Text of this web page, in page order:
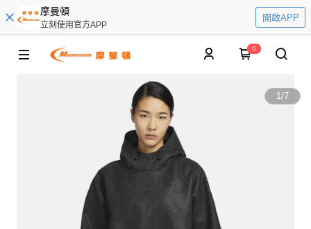
摩曼頓
立刻使用官方APP
開啟APP
0
1/7